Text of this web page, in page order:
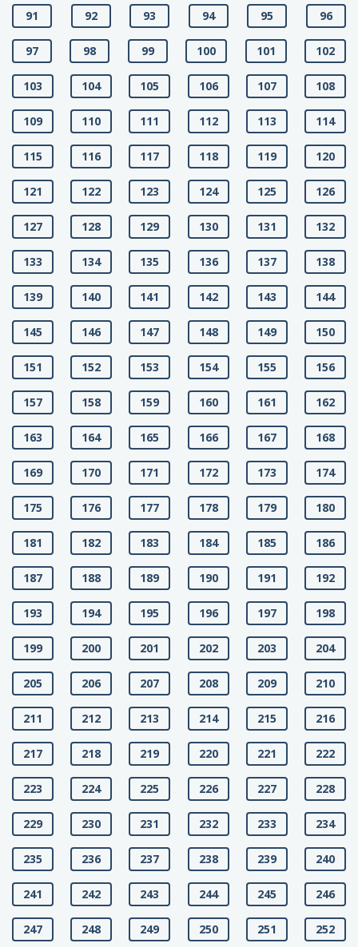
91 92 93 94 95 96
97 98 99 100 101 102
103 104 105 106 107 108
109 110 111 112 113 114
115 116 117 118 119 120
121 122 123 124 125 126
127 128 129 130 131 132
133 134 135 136 137 138
139 140 141 142 143 144
145 146 147 148 149 150
151 152 153 154 155 156
157 158 159 160 161 162
163 164 165 166 167 168
169 170 171 172 173 174
175 176 177 178 179 180
181 182 183 184 185 186
187 188 189 190 191 192
193 194 195 196 197 198
199 200 201 202 203 204
205 206 207 208 209 210
211 212 213 214 215 216
217 218 219 220 221 222
223 224 225 226 227 228
229 230 231 232 233 234
235 236 237 238 239 240
241 242 243 244 245 246
247 248 249 250 251 252